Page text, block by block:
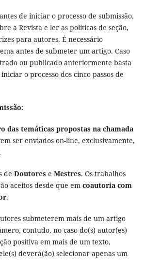
de iniciar o processo de submissão,
a Revista e ler as políticas de seção,
para autores. É necessário
antes de submeter um artigo. Caso
ou publicado anteriormente basta
o processo dos cinco passos de
das temáticas propostas na chamada
ser enviados on-line, exclusivamente,
de Doutorese Mestres. Os trabalhos
aceitos desde que emcoautoria com
.
submeterem mais de um artigo
contudo, no caso do(s) autor(es)
positiva em mais de um texto,
deverá(ão) selecionar apenas um